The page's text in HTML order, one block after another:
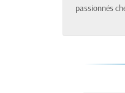
passionnés